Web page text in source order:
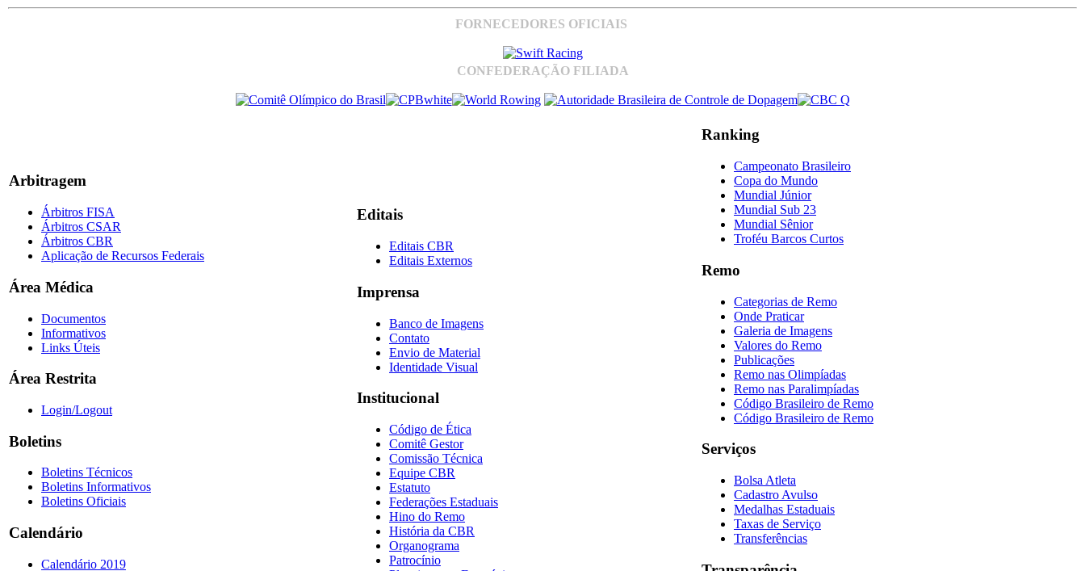
FORNECEDORES OFICIAIS
CONFEDERAÇÃO FILIADA
Arbitragem
Árbitros FISA
Árbitros CSAR
Árbitros CBR
Aplicação de Recursos Federais
Área Médica
Documentos
Informativos
Links Úteis
Área Restrita
Login/Logout
Boletins
Boletins Técnicos
Boletins Informativos
Boletins Oficiais
Calendário
Calendário 2019
Editais
Editais CBR
Editais Externos
Imprensa
Banco de Imagens
Contato
Envio de Material
Identidade Visual
Institucional
Código de Ética
Comitê Gestor
Comissão Técnica
Equipe CBR
Estatuto
Federações Estaduais
Hino do Remo
História da CBR
Organograma
Patrocínio
Ranking
Campeonato Brasileiro
Copa do Mundo
Mundial Júnior
Mundial Sub 23
Mundial Sênior
Troféu Barcos Curtos
Remo
Categorias de Remo
Onde Praticar
Galeria de Imagens
Valores do Remo
Publicações
Remo nas Olimpíadas
Remo nas Paralimpíadas
Código Brasileiro de Remo
Código Brasileiro de Remo
Serviços
Bolsa Atleta
Cadastro Avulso
Medalhas Estaduais
Taxas de Serviço
Transferências